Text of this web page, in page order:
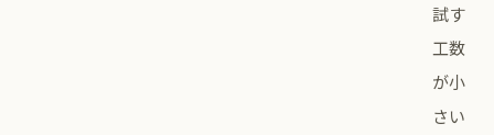
試す
工数
が小
さい